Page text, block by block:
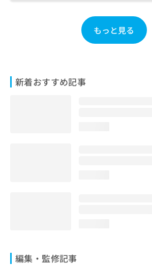
もっと見る
新着おすすめ記事
編集・監修記事
こ
ち